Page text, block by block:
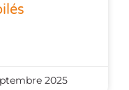
2025